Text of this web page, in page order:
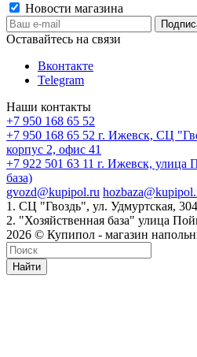
Новости магазина
Оставайтесь на связи
Вконтакте
Telegram
Наши контакты
+7 950 168 65 52
+7 950 168 65 52 г. Ижевск, СЦ
корпус 2, офис 41
+7 922 501 63 11 г. Ижевск, улица
база)
gvozd@kupipol.ru
1. СЦ "Гвоздь", ул. Удмуртская, 304
2. "Хозяйственная база" улица
2026 © Купипол - магазин
Найти